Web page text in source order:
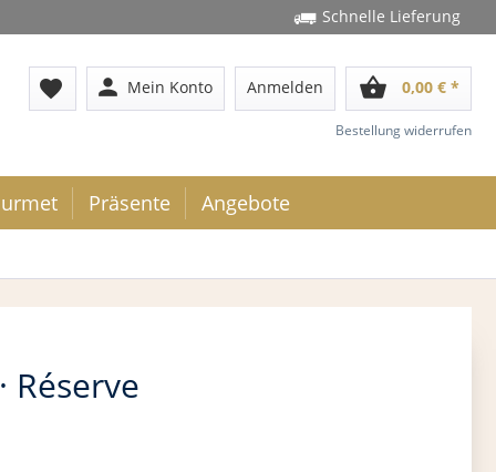
Schnelle Lieferung
favorite person Mein Konto Anmelden shopping_basket 0,00 € *
Bestellung widerrufen
Präsente Angebote
Réserve